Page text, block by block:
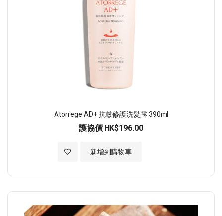
Atorrege AD+ 抗敏修護洗髮露 390ml
護協價 HK$196.00
新增到購物車
加入至願望清單